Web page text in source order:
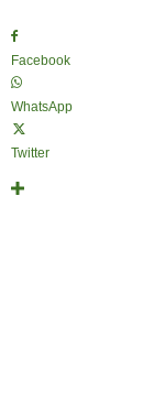
Facebook
WhatsApp
Twitter